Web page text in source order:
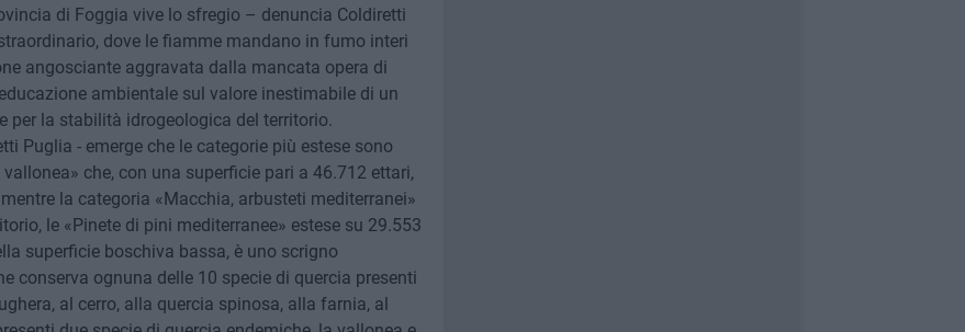
di Foggia vive lo sfregio – denuncia Coldiretti
dove le fiamme mandano in fumo interi
angosciante aggravata dalla mancata opera di
ambientale sul valore inestimabile di un
per la stabilità idrogeologica del territorio.
Puglia - emerge che le categorie più estese sono
che, con una superficie pari a 46.712 ettari,
la categoria «Macchia, arbusteti mediterranei»
le «Pinete di pini mediterranee» estese su 29.553
superficie boschiva bassa, è uno scrigno
conserva ognuna delle 10 specie di quercia presenti
al cerro, alla quercia spinosa, alla farnia, al